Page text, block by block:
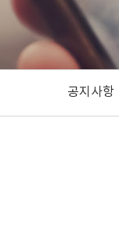
공지사항